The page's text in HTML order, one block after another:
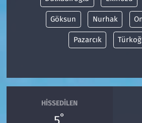
Göksun Nurhak
Pazarcık
HISSEDILEN
°
Süleymanpaşa